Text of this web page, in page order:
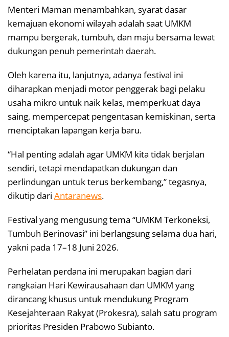
Menteri Maman menambahkan, syarat dasar
kemajuan ekonomi wilayah adalah saat UMKM
mampu bergerak, tumbuh, dan maju bersama lewat
dukungan penuh pemerintah daerah.
Oleh karena itu, lanjutnya, adanya festival ini
diharapkan menjadi motor penggerak bagi pelaku
usaha mikro untuk naik kelas, memperkuat daya
saing, mempercepat pengentasan kemiskinan, serta
menciptakan lapangan kerja baru.
“Hal penting adalah agar UMKM kita tidak berjalan
sendiri, tetapi mendapatkan dukungan dan
perlindungan untuk terus berkembang,” tegasnya,
dikutip dari Antaranews.
Festival yang mengusung tema “UMKM Terkoneksi,
Tumbuh Berinovasi” ini berlangsung selama dua hari,
yakni pada 17–18 Juni 2026.
Perhelatan perdana ini merupakan bagian dari
rangkaian Hari Kewirausahaan dan UMKM yang
dirancang khusus untuk mendukung Program
Kesejahteraan Rakyat (Prokesra), salah satu program
prioritas Presiden Prabowo Subianto.